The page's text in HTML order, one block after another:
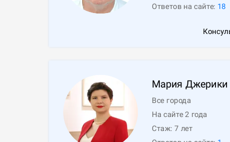
Ответов на сайте: 18
Мария Джерики
Все города
На сайте 2 года
Стаж:7 лет